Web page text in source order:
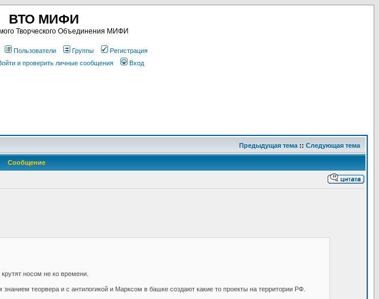
ВТО МИФИ
Творческого Объединения МИФИ
Пользователи Группы
Регистрация
и проверить личные сообщения Вход
Предыдущая тема :: Следующая тема
Сообщение
носом не ко времени.
теорвера и с антилогикой и Марксом в башке создают какие то проекты на территории РФ.